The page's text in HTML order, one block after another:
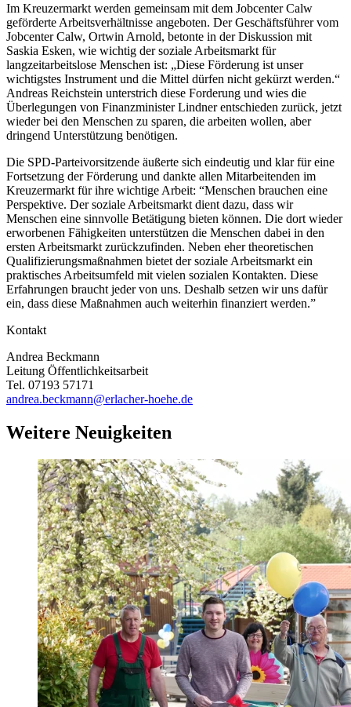
Im Kreuzermarkt werden gemeinsam mit dem Jobcenter Calw
geförderte Arbeitsverhältnisse angeboten. Der Geschäftsführer vom
Jobcenter Calw, Ortwin Arnold, betonte in der Diskussion mit
Saskia Esken, wie wichtig der soziale Arbeitsmarkt für
langzeitarbeitslose Menschen ist: „Diese Förderung ist unser
wichtigstes Instrument und die Mittel dürfen nicht gekürzt werden.“
Andreas Reichstein unterstrich diese Forderung und wies die
Überlegungen von Finanzminister Lindner entschieden zurück, jetzt
wieder bei den Menschen zu sparen, die arbeiten wollen, aber
dringend Unterstützung benötigen.
Die SPD-Parteivorsitzende äußerte sich eindeutig und klar für eine
Fortsetzung der Förderung und dankte allen Mitarbeitenden im
Kreuzermarkt für ihre wichtige Arbeit: “Menschen brauchen eine
Perspektive. Der soziale Arbeitsmarkt dient dazu, dass wir
Menschen eine sinnvolle Betätigung bieten können. Die dort wieder
erworbenen Fähigkeiten unterstützen die Menschen dabei in den
ersten Arbeitsmarkt zurückzufinden. Neben eher theoretischen
Qualifizierungsmaßnahmen bietet der soziale Arbeitsmarkt ein
praktisches Arbeitsumfeld mit vielen sozialen Kontakten. Diese
Erfahrungen braucht jeder von uns. Deshalb setzen wir uns dafür
ein, dass diese Maßnahmen auch weiterhin finanziert werden.”
Kontakt
Andrea Beckmann
Leitung Öffentlichkeitsarbeit
Tel. 07193 57171
andrea.beckmann@erlacher-hoehe.de
Weitere Neuigkeiten